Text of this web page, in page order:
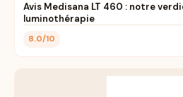
Avis Medisana LT 460 : notre
luminothérapie
8.0/10